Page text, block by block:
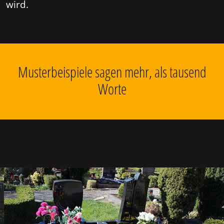
wird.
Musterbeispiele sagen mehr, als tausend
Worte